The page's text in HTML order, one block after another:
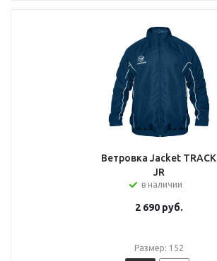
Ветровка Jacket TRACK
JR
в наличии
2 690руб.
Размер: 152